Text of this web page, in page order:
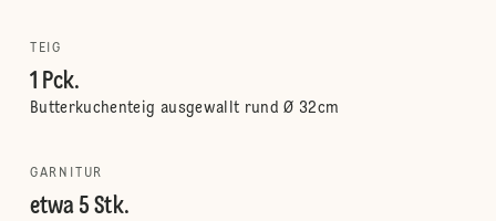
TEIG
1 Pck.
Butterkuchenteig ausgewallt rund Ø 32cm
GARNITUR
etwa 5 Stk.